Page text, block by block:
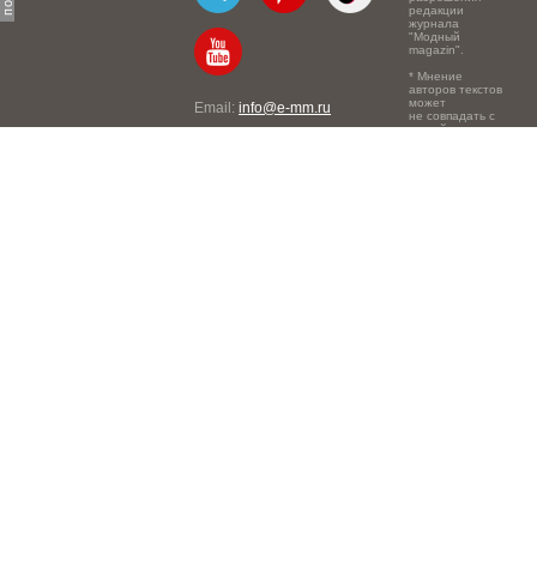
Email: info@e-mm.ru
редакции
журнала
"Модный
magazin".
* Мнение
авторов текстов
может
не совпадать с
точкой зрения